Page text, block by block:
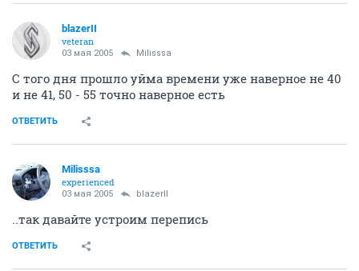
blazerII
veteran
03 мая 2005 Milisssa
С того дня прошло уйма времени уже наверное не 40
и не 41, 50 - 55 точно наверное есть
ОТВЕТИТЬ
Milisssa
experienced
03 мая 2005 blazerII
..так давайте устроим перепись
ОТВЕТИТЬ